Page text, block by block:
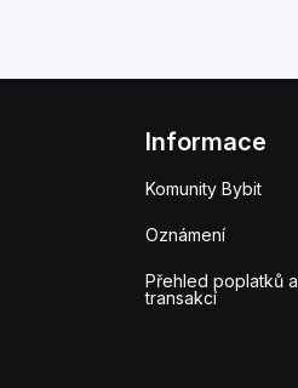
Informace
Komunity Bybit
Oznámení
Přehled poplatků a
transakcí